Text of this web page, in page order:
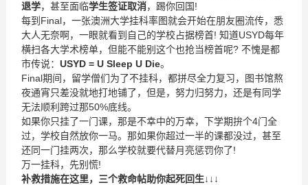
退学，甚至面临学生签证取消，踢你回国!
每到Final，一张澳洲大学挂科率图就会开始在朋友圈流传，悉
大人无奈啊，一眼就看到自己的学校占据榜首! 知道USYD每年
横扫各大学术榜单，但能不能别这个也抢当榜首呢? 不愧是都
市传说： USYD = U Sleep U Die。
Final期间，留学僧们为了不挂科，都拼尽全力复习，图书馆熬
夜通宵只差没就地打地铺了，但是，努力归努力，还是有同学
无法顺利跨过那50%底线。
如果你只挂了一门课，那是不幸中的万幸，下学期拚个4门全
过，学校自然放你一马。那如果你超过一半的课都没过，甚至
还同一门挂两次，那么学校就要代替月亮惩罚你了!
万一挂科，先别慌!
补救措施在这里，三个救命帖助你起死回生↓↓↓